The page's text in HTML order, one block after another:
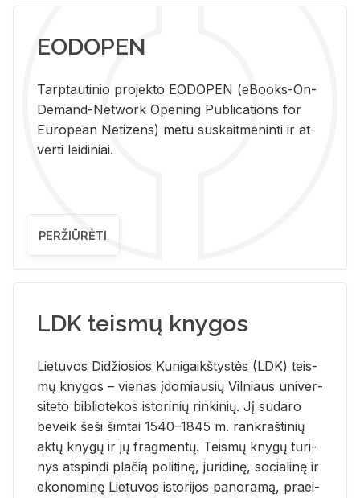
EODOPEN
Tarp­tau­ti­nio pro­jek­to EO­DO­PEN (eBo­oks-On-
De­mand-Ne­twork Ope­ning Pub­li­ca­tions for
Eu­ro­pe­an Ne­ti­zens) metu su­skait­me­nin­ti ir at­
ver­ti lei­di­niai.
PERŽIŪRĖTI
LDK teismų knygos
Lie­tu­vos Di­džio­sios Ku­ni­gaikš­tys­tės (LDK) teis­
mų kny­gos – vie­nas įdo­miau­sių Vil­niaus uni­ver­
si­te­to bi­b­lio­te­kos is­to­ri­nių rin­ki­nių. Jį su­da­ro
be­veik šeši šim­tai 1540–1845 m. rank­raš­ti­nių
aktų kny­gų ir jų frag­men­tų. Teis­mų kny­gų tu­ri­
nys at­spin­di pla­čią po­li­ti­nę, ju­ri­di­nę, so­cia­li­nę ir
eko­no­mi­nę Lie­tu­vos is­to­ri­jos pa­no­ra­mą, pra­ei­